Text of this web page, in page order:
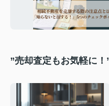
”売却査定もお気軽に